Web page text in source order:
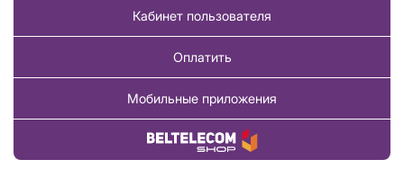
Кабинет пользователя
Оплатить
Мобильные приложения
Купить товар